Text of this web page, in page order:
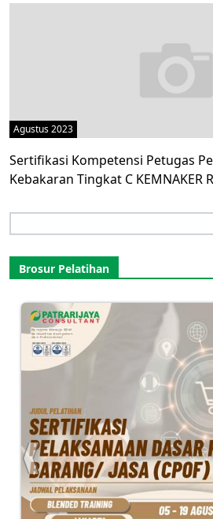
Agustus 2023
Sertifikasi Kompetensi Petugas
Kebakaran Tingkat C KEMNAKER
for:
Brosur Pelatihan